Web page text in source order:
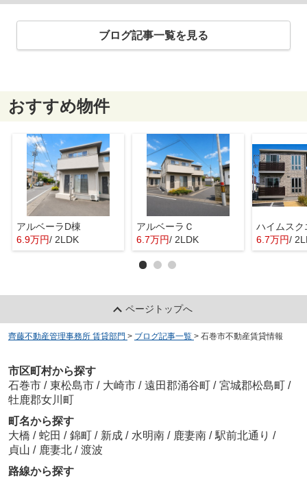
ブログ記事一覧を見る
おすすめ物件
アルベーラD棟
6.9万円/ 2LDK
アルベーラＣ
6.7万円/ 2LDK 6.7万円/
ページトップへ
齊藤不動産管理事務所 賃貸部門 > ブログ記事一覧 > 石巻市不動産賃貸情報
市区町村から探す
石巻市 / 東松島市 / 大崎市 / 遠田郡涌谷町 / 宮城郡松島町 /
牡鹿郡女川町
町名から探す
大橋 / 蛇田 / 錦町 / 新成 / 水明南 / 鹿妻南 / 駅前北通り /
貞山 / 鹿妻北 / 渡波
路線から探す